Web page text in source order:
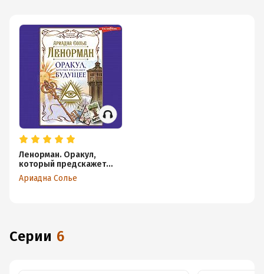
Ленорман. Оракул,
который предскажет
будущее
Ариадна Солье
Серии 6